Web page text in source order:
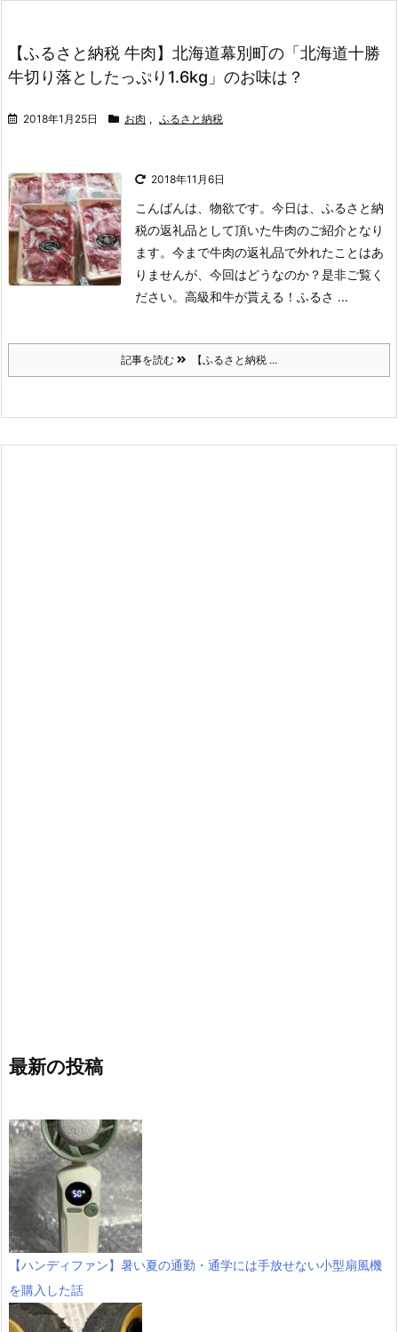
【ふるさと納税 牛肉】北海道幕別町の「北海道十勝
牛切り落としたっぷり1.6kg」のお味は？
2018年1月25日 お肉 , ふるさと納税
2018年11月6日
こんばんは、物欲です。 今日は、ふるさと納
税の返礼品として頂いた牛肉のご紹介となり
ます。 今まで牛肉の返礼品で外れたことはあ
りませんが、今回はどうなのか？是非ご覧く
ださい。 高級和牛が貰える！ふるさ ...
記事を読む 【ふるさと納税 ...
最新の投稿
【ハンディファン】暑い夏の通勤・通学には手放せない小型扇風機
を購入した話